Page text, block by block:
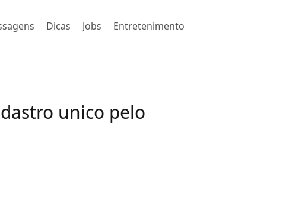
Dicas Jobs Entretenimento
unico pelo